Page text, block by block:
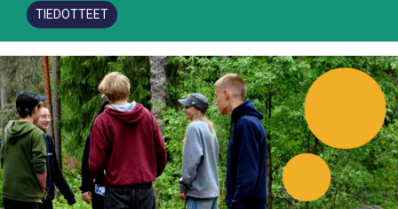
TIEDOTTEET